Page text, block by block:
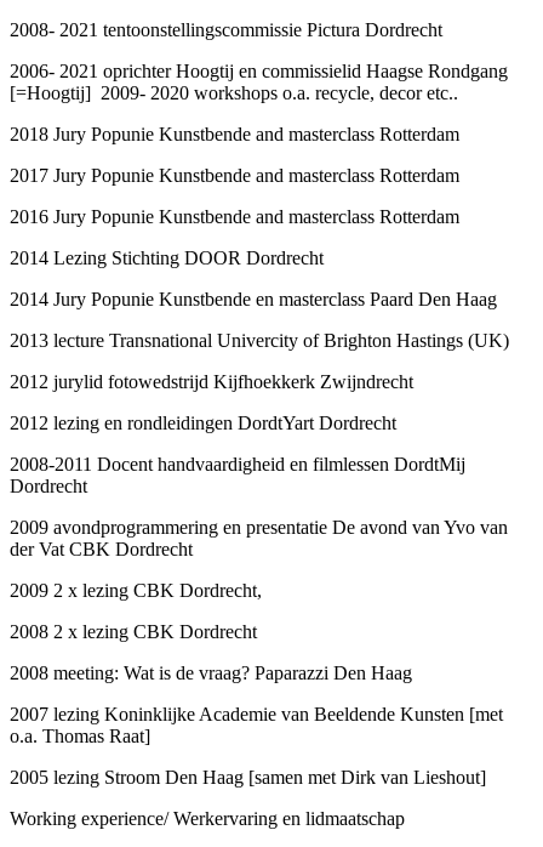
2008- 2021 tentoonstellingscommissie Pictura Dordrecht
2006- 2021 oprichter Hoogtij en commissielid Haagse Rondgang
[=Hoogtij] 2009- 2020 workshops o.a. recycle, decor etc..
2018 Jury Popunie Kunstbende and masterclass Rotterdam
2017 Jury Popunie Kunstbende and masterclass Rotterdam
2016 Jury Popunie Kunstbende and masterclass Rotterdam
2014 Lezing Stichting DOOR Dordrecht
2014 Jury Popunie Kunstbende en masterclass Paard Den Haag
2013 lecture Transnational Univercity of Brighton Hastings (UK)
2012 jurylid fotowedstrijd Kijfhoekkerk Zwijndrecht
2012 lezing en rondleidingen DordtYart Dordrecht
2008-2011 Docent handvaardigheid en filmlessen DordtMij
Dordrecht
2009 avondprogrammering en presentatie De avond van Yvo van
der Vat CBK Dordrecht
2009 2 x lezing CBK Dordrecht,
2008 2 x lezing CBK Dordrecht
2008 meeting: Wat is de vraag? Paparazzi Den Haag
2007 lezing Koninklijke Academie van Beeldende Kunsten [met
o.a. Thomas Raat]
2005 lezing Stroom Den Haag [samen met Dirk van Lieshout]
Working experience/ Werkervaring en lidmaatschap